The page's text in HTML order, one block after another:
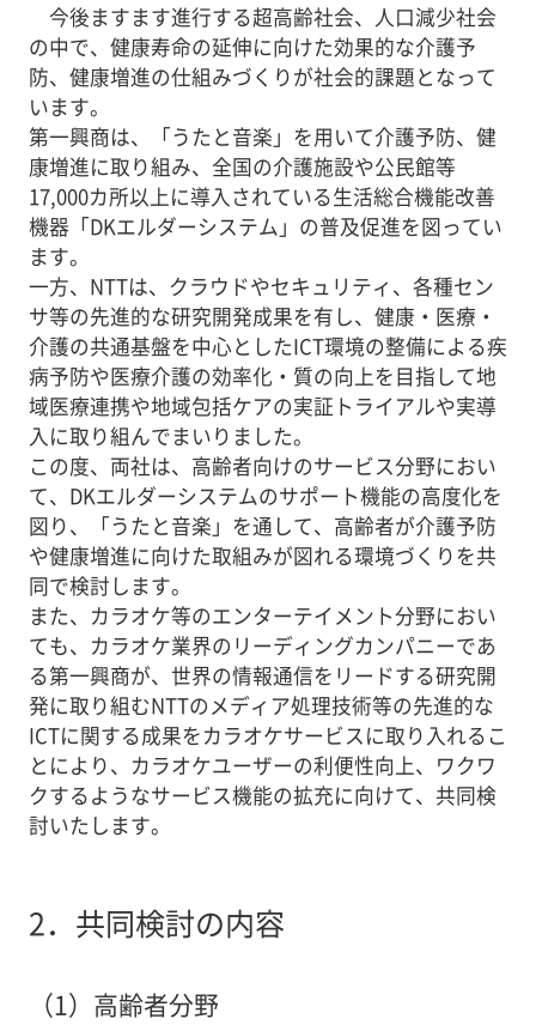
今後ますます進行する超高齢社会、人口減少社会
の中で、健康寿命の延伸に向けた効果的な介護予
防、健康増進の仕組みづくりが社会的課題となって
います。
第一興商は、「うたと音楽」を用いて介護予防、健
康増進に取り組み、全国の介護施設や公民館等
17,000カ所以上に導入されている生活総合機能改善
機器「DKエルダーシステム」の普及促進を図ってい
ます。
一方、NTTは、クラウドやセキュリティ、各種セン
サ等の先進的な研究開発成果を有し、健康・医療・
介護の共通基盤を中心としたICT環境の整備による疾
病予防や医療介護の効率化・質の向上を目指して地
域医療連携や地域包括ケアの実証トライアルや実導
入に取り組んでまいりました。
この度、両社は、高齢者向けのサービス分野におい
て、DKエルダーシステムのサポート機能の高度化を
図り、「うたと音楽」を通して、高齢者が介護予防
や健康増進に向けた取組みが図れる環境づくりを共
同で検討します。
また、カラオケ等のエンターテイメント分野におい
ても、カラオケ業界のリーディングカンパニーであ
る第一興商が、世界の情報通信をリードする研究開
発に取り組むNTTのメディア処理技術等の先進的な
ICTに関する成果をカラオケサービスに取り入れるこ
とにより、カラオケユーザーの利便性向上、ワクワ
クするようなサービス機能の拡充に向けて、共同検
討いたします。
2． 共同検討の内容
（1） 高齢者分野